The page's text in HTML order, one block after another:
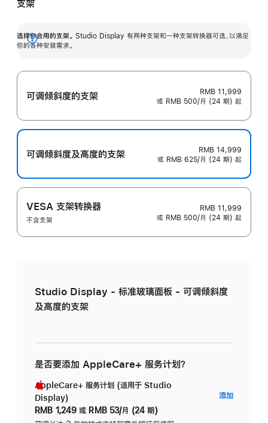
支架
选择你合用的支架。 Studio Display 有两种支架和一种支架转换器可选，以满足
你的各种安装需求。
展
可调倾斜度的支架
RMB 11,999
或 RMB 500/月 (24 期) 起
可调倾斜度及高‍度的支‍架
RMB 14,999
或 RMB 625/月 (24 期) 起
VESA 支架转换器
不含支架
RMB 11,999
或 RMB 500/月 (24 期) 起
Studio Display - 标准玻璃面板 - 可调倾斜度
及高度的支架
是否要添加 AppleCare+ 服务计划？
AppleCare+ 服务计划 (适用于 Studio
Display)
RMB 1,249 或 RMB 53/月 (24 期)
添加